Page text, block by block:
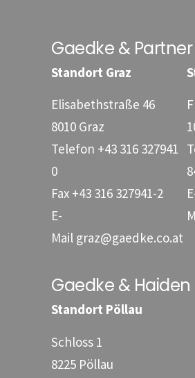
Gaedke &
Standort Graz
Elisabethstraße 46
8010 Graz
Telefon +43 316 327941
0
Fax +43 316 327941-2
E-
Mail graz@gaedke.co.at
Gaedke &
Standort Pöllau
Schloss 1
8225 Pöllau